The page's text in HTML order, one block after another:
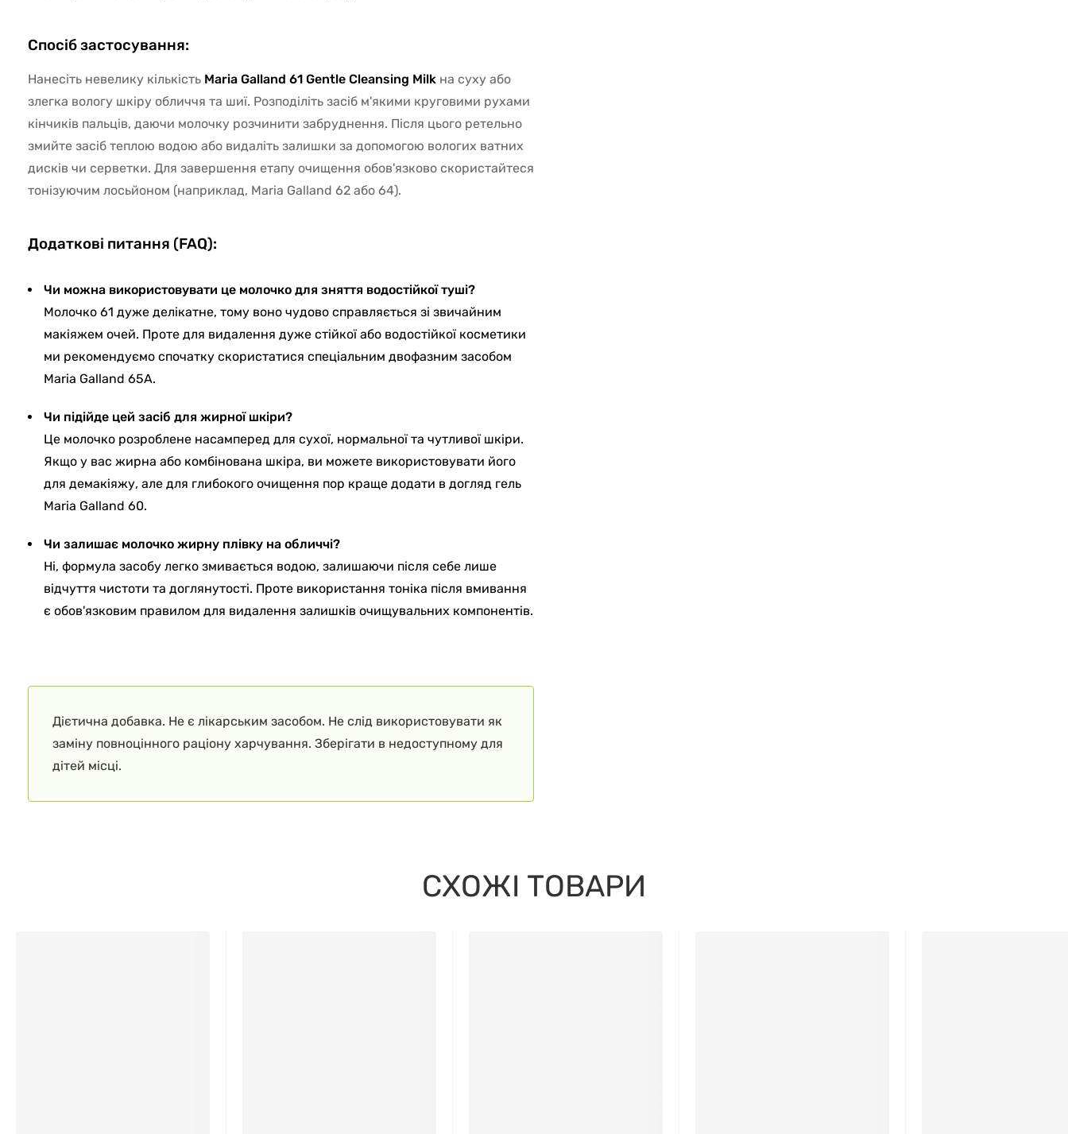
Дієтична добавка. Не є лікарським засобом. Не слід використовувати як
заміну повноцінного раціону харчування. Зберігати в недоступному для
дітей місці.
Спосіб застосування:
Нанесіть невелику кількість Maria Galland 61 Gentle Cleansing Milk на суху або
злегка вологу шкіру обличчя та шиї. Розподіліть засіб м'якими круговими рухами
кінчиків пальців, даючи молочку розчинити забруднення. Після цього ретельно
змийте засіб теплою водою або видаліть залишки за допомогою вологих ватних
дисків чи серветки. Для завершення етапу очищення обов'язково скористайтеся
тонізуючим лосьйоном (наприклад, Maria Galland 62 або 64).
Додаткові питання (FAQ):
Чи можна використовувати це молочко для зняття водостійкої туші?
Молочко 61 дуже делікатне, тому воно чудово справляється зі звичайним
макіяжем очей. Проте для видалення дуже стійкої або водостійкої косметики
ми рекомендуємо спочатку скористатися спеціальним двофазним засобом
Maria Galland 65A.
Чи підійде цей засіб для жирної шкіри?
Це молочко розроблене насамперед для сухої, нормальної та чутливої шкіри.
Якщо у вас жирна або комбінована шкіра, ви можете використовувати його
для демакіяжу, але для глибокого очищення пор краще додати в догляд гель
Maria Galland 60.
Чи залишає молочко жирну плівку на обличчі?
Ні, формула засобу легко змивається водою, залишаючи після себе лише
відчуття чистоти та доглянутості. Проте використання тоніка після вмивання
є обов'язковим правилом для видалення залишків очищувальних компонентів.
СХОЖІ ТОВАРИ